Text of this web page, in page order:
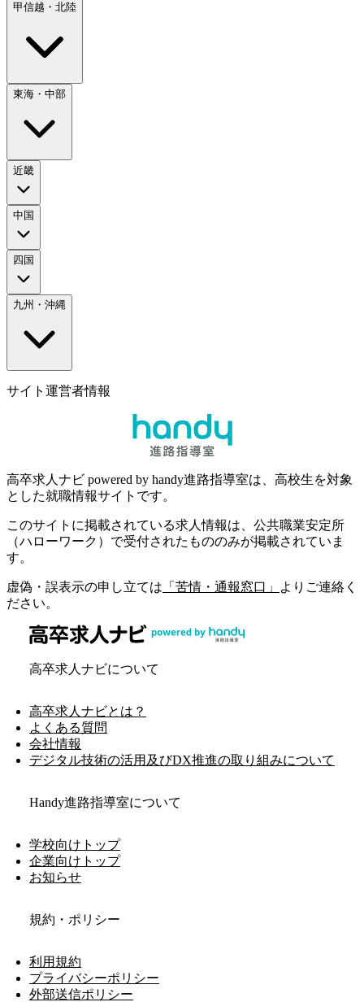
甲信越・北陸
東海・中部
近畿
中国
四国
九州・沖縄
サイト運営者情報
高卒求人ナビ powered by handy進路指導室は、高校生を対象
とした就職情報サイトです。
このサイトに掲載されている求人情報は、公共職業安定所
（ハローワーク）で受付されたもののみが掲載されていま
す。
虚偽・誤表示の申し立ては 「苦情・通報窓口」
よりご連絡く
ださい。
高卒求人ナビについて
高卒求人ナビとは？
よくある質問
会社情報
デジタル技術の活用及びDX推進の取り組みについて
Handy進路指導室について
学校向けトップ
企業向けトップ
お知らせ
規約・ポリシー
利用規約
プライバシーポリシー
外部送信ポリシー